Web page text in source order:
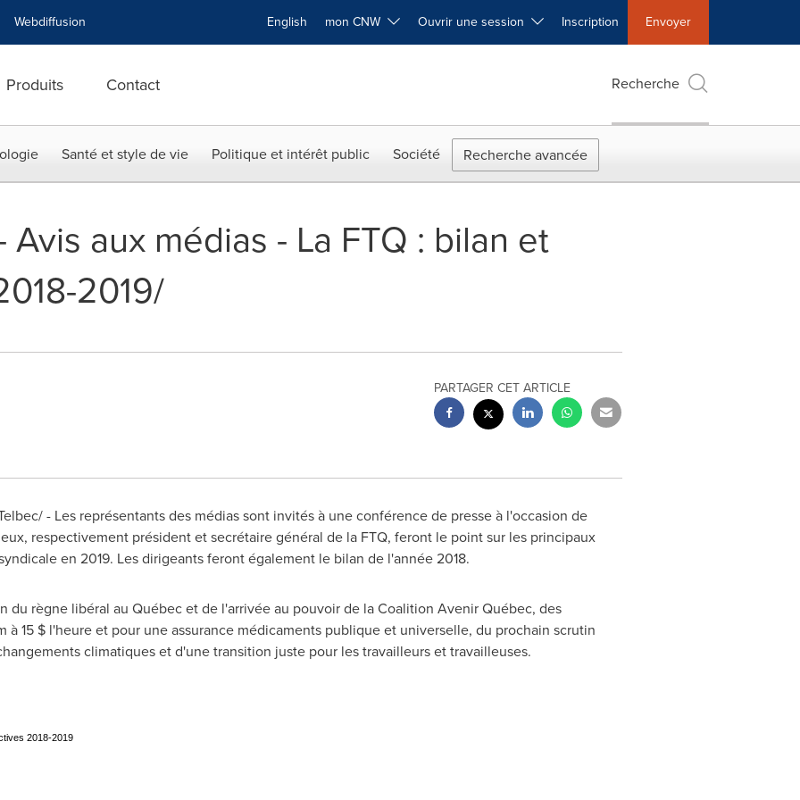
Webdiffusion English mon CNW Ouvrir une session Inscription Envoyer
Produits Contact Recherche
Santé et style de vie Politique et intérêt public Société Recherche avancée
Avis aux médias - La FTQ : bilan et
2019/
PARTAGER CET ARTICLE
- Les représentants des médias sont invités à une conférence de presse à l'occasion de
, respectivement président et secrétaire général de la FTQ, feront le point sur les principaux
en 2019. Les dirigeants feront également le bilan de l'année 2018.
du règne libéral au Québec et de l'arrivée au pouvoir de la Coalition Avenir Québec, des
à 15 $ l'heure et pour une assurance médicaments publique et universelle, du prochain scrutin
climatiques et d'une transition juste pour les travailleurs et travailleuses.
2018-2019